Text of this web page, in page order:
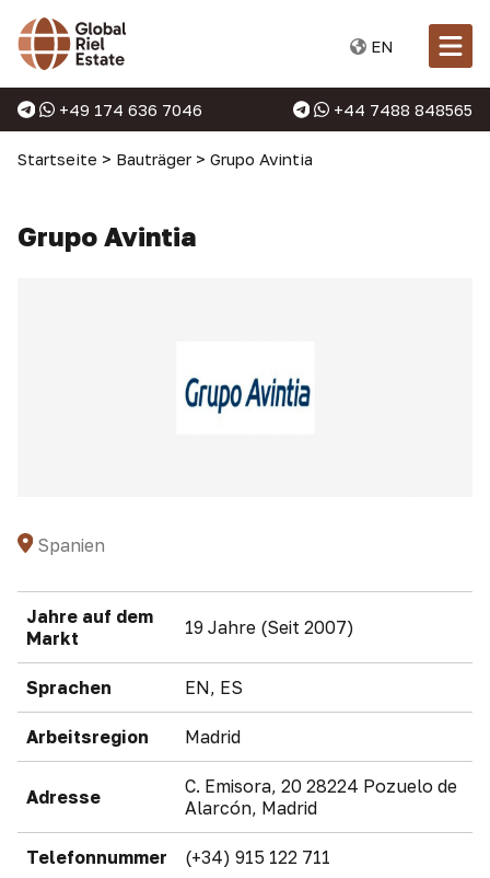
EN
+49 174 636 7046 +44 7488 848565
Startseite > Bauträger > Grupo Avintia
Grupo Avintia
Spanien
Jahre auf dem
Markt
19 Jahre (Seit 2007)
Sprachen EN, ES
Arbeitsregion Madrid
Adresse
C. Emisora, 20 28224 Pozuelo de
Alarcón, Madrid
Telefonnummer (+34) 915 122 711